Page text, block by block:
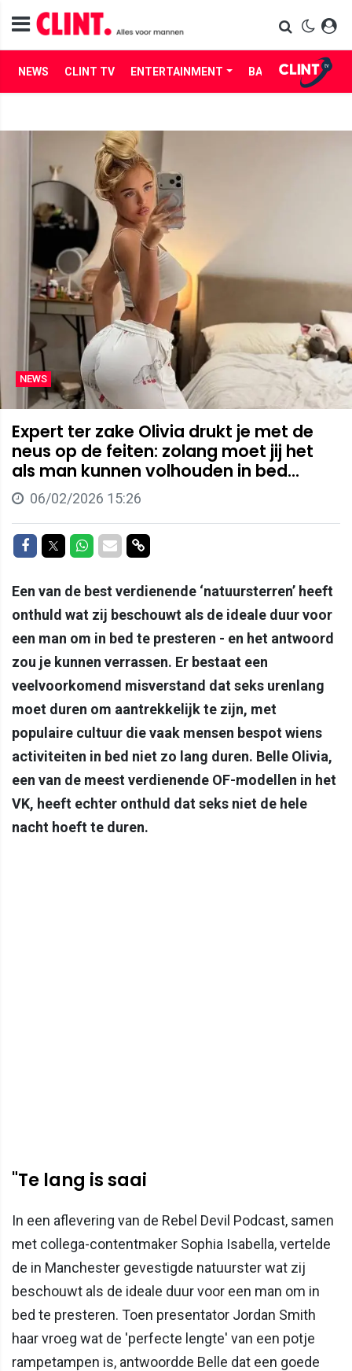
NEWS CLINT TV ENTERTAINMENT BABES LIFE
NEWS
Expert ter zake Olivia drukt je met de
neus op de feiten: zolang moet jij het
als man kunnen volhouden in bed...
06/02/2026 15:26
Delen op Facebook
Delen op Twitter
Delen op Whatsapp
Delen via Mail
Delen via link
Een van de best verdienende ‘natuursterren’ heeft
onthuld wat zij beschouwt als de ideale duur voor
een man om in bed te presteren - en het antwoord
zou je kunnen verrassen. Er bestaat een
veelvoorkomend misverstand dat seks urenlang
moet duren om aantrekkelijk te zijn, met
populaire cultuur die vaak mensen bespot wiens
activiteiten in bed niet zo lang duren. Belle Olivia,
een van de meest verdienende OF-modellen in het
VK, heeft echter onthuld dat seks niet de hele
nacht hoeft te duren.
"Te lang is saai
In een aflevering van de Rebel Devil Podcast, samen
met collega-contentmaker Sophia Isabella, vertelde
de in Manchester gevestigde natuurster wat zij
beschouwt als de ideale duur voor een man om in
bed te presteren. Toen presentator Jordan Smith
haar vroeg wat de 'perfecte lengte' van een potje
rampetampen is, antwoordde Belle dat een goede